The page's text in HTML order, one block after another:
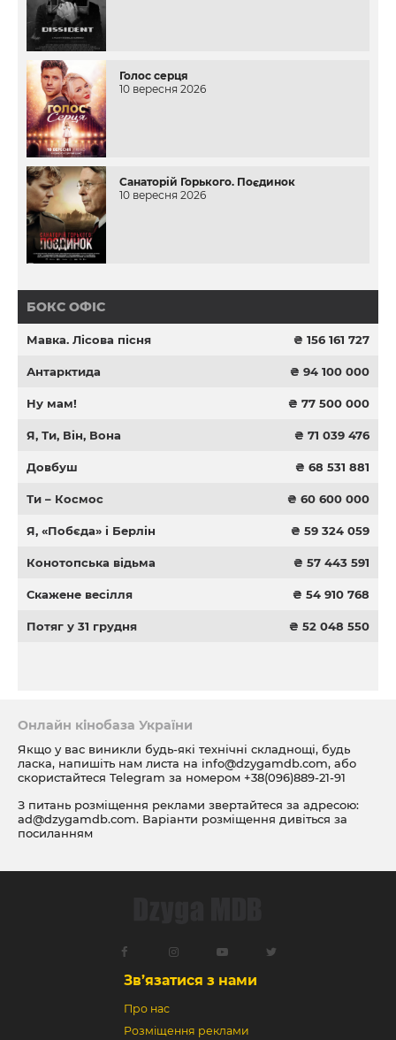
Голос серця
10 вересня 2026
Санаторій Горького. Поєдинок
10 вересня 2026
БОКС ОФІС
Мавка. Лісова пісня ₴ 156 161 727
Антарктида ₴ 94 100 000
Ну мам! ₴ 77 500 000
Я, Ти, Він, Вона ₴ 71 039 476
Довбуш ₴ 68 531 881
Ти – Космос ₴ 60 600 000
Я, «Побєда» і Берлін ₴ 59 324 059
Конотопська відьма ₴ 57 443 591
Скажене весілля ₴ 54 910 768
Потяг у 31 грудня ₴ 52 048 550
Онлайн кінобаза України
Якщо у вас виникли будь-які технічні складнощі, будь
ласка, напишіть нам листа на info@dzygamdb.com, або
скористайтеся Telegram за номером +38(096)889-21-91
З питань розміщення реклами звертайтеся за адресою:
ad@dzygamdb.com. Варіанти розміщення дивіться за
посиланням
Зв’язатися з нами
Про нас
Розміщення реклами